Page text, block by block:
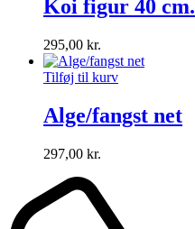
Koi figur 40 cm.
295,00 kr.
Tilføj til kurv
Alge/fangst net
297,00 kr.